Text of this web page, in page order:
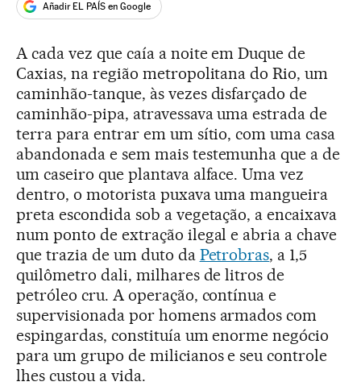
Añadir EL PAÍS en Google
A cada vez que caía a noite em Duque de
Caxias, na região metropolitana do Rio, um
caminhão-tanque, às vezes disfarçado de
caminhão-pipa, atravessava uma estrada de
terra para entrar em um sítio, com uma casa
abandonada e sem mais testemunha que a de
um caseiro que plantava alface. Uma vez
dentro, o motorista puxava uma mangueira
preta escondida sob a vegetação, a encaixava
num ponto de extração ilegal e abria a chave
que trazia de um duto da Petrobras, a 1,5
quilômetro dali, milhares de litros de
petróleo cru. A operação, contínua e
supervisionada por homens armados com
espingardas, constituía um enorme negócio
para um grupo de milicianos e seu controle
lhes custou a vida.